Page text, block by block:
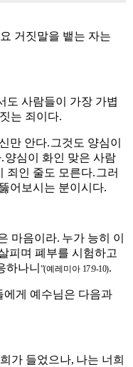
거짓말을 뱉는 자는
도 사람들이 가장 가볍
는 죄이다.
만 안다. 그것도 양심이
.양심이 화인 맞은 사람
죄인 줄도 모른다. 그러
어보시는 분이시다.
마음이라. 누가 능히 이
피며 폐부를 시험하고
하나니 ”(예레미아 17:9-10).
에게 예수님은 다음과
가 들었으나, 나는 너희